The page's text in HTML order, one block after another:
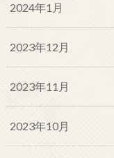
2024年1月
2023年12月
2023年11月
2023年10月